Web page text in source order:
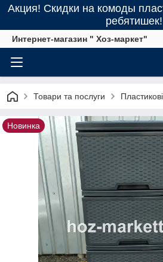
Акция! Скидки на комоды
ребятишек!
Интернет-магазин " Хоз-маркет"
Товари та послуги
Новинка